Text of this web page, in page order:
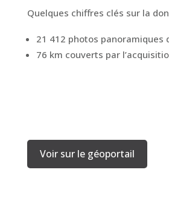
Quelques chiffres clés sur la
21 412 photos panoramiques
76 km couverts par
Voir sur le géoportail